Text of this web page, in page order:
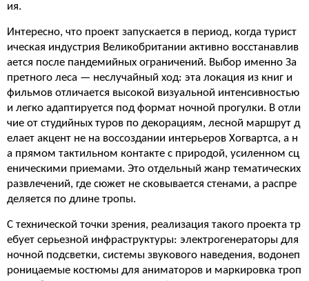
ия.
Интересно, что проект запускается в период, когда турист
ическая индустрия Великобритании активно восстанавлив
ается после пандемийных ограничений. Выбор именно За
претного леса — неслучайный ход: эта локация из книг и
фильмов отличается высокой визуальной интенсивностью
и легко адаптируется под формат ночной прогулки. В отли
чие от студийных туров по декорациям, лесной маршрут д
елает акцент не на воссоздании интерьеров Хогвартса, а н
а прямом тактильном контакте с природой, усиленном сц
еническими приемами. Это отдельный жанр тематических
развлечений, где сюжет не сковывается стенами, а распре
деляется по длине тропы.
С технической точки зрения, реализация такого проекта тр
ебует серьезной инфраструктуры: электрогенераторы для
ночной подсветки, системы звукового наведения, водонеп
роницаемые костюмы для аниматоров и маркировка троп